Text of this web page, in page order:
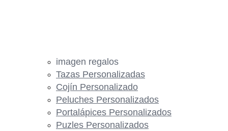
imagen regalos
Tazas Personalizadas
Cojín Personalizado
Peluches Personalizados
Portalápices Personalizados
Puzles Personalizados